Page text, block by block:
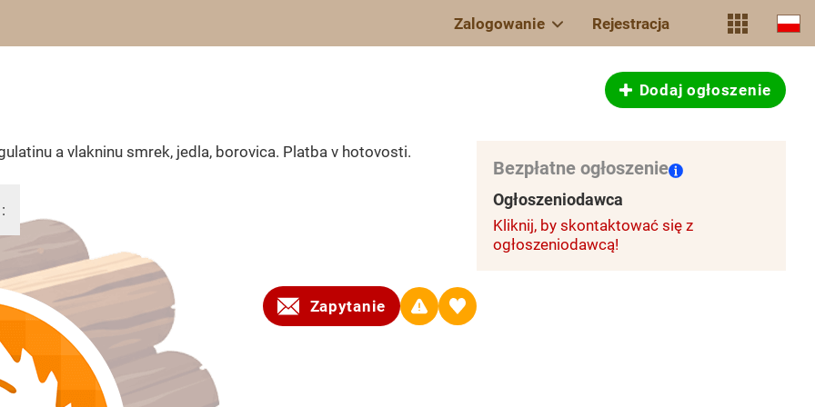
Zalogowanie Rejestracja
Dodaj ogłoszenie
a vlakninu smrek, jedla, borovica. Platba v hotovosti.
Zapytanie
Bezpłatne ogłoszenie
Ogłoszeniodawca
Kliknij, by skontaktować się z
ogłoszeniodawcą!